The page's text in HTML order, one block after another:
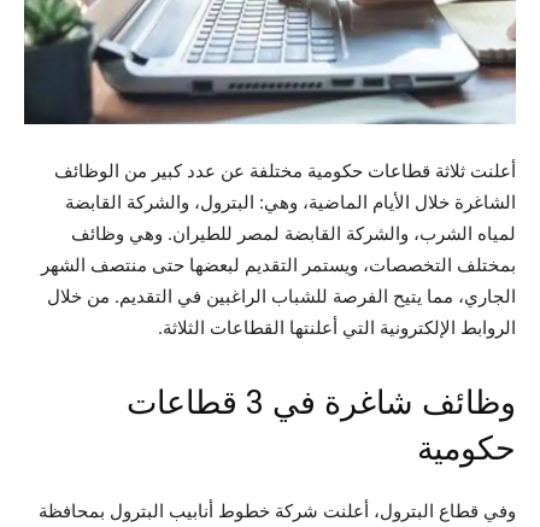
أعلنت ثلاثة قطاعات حكومية مختلفة عن عدد كبير من الوظائف
الشاغرة خلال الأيام الماضية، وهي: البترول، والشركة القابضة
لمياه الشرب، والشركة القابضة لمصر للطيران. وهي وظائف
بمختلف التخصصات، ويستمر التقديم لبعضها حتى منتصف الشهر
الجاري، مما يتيح الفرصة للشباب الراغبين في التقديم. من خلال
الروابط الإلكترونية التي أعلنتها القطاعات الثلاثة.
وظائف شاغرة في 3 قطاعات
حكومية
وفي قطاع البترول، أعلنت شركة خطوط أنابيب البترول بمحافظة